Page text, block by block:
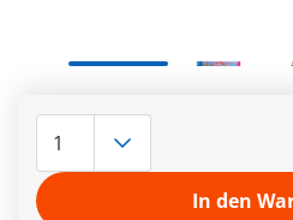
✓ PLAYMOBIL x Barbie® mit
stylisches Spielset für kreative
Strandpromenade von Malibu
✓ Mit Barbie™, Taffy, In den